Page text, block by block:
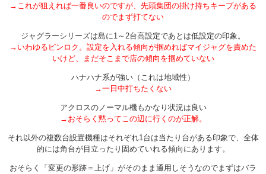
→これが狙えれば一番良いのですが、先頭集団の掛け持ちキープがある
のでまず打てない
ジャグラーシリーズは島に1～2台高設定であとは低設定の印象。
→いわゆるピンロク。設定を入れる傾向が掴めればマイジャグを責めた
いけど、まだそこまで店の傾向を掴めていない
ハナハナ系が強い（これは地域性）
→一日中打ちたくない
アクロスのノーマル機もかなり状況は良い
→おそらく黙ってこの辺に行くのが正解。
それ以外の複数台設置機種はそれぞれ1台は当たり台がある印象で、全体
的には角台が目立ったり固めていれる傾向にあります。
おそらく「変更の形跡＝上げ」がそのまま通用しそうなのでまずはバラ